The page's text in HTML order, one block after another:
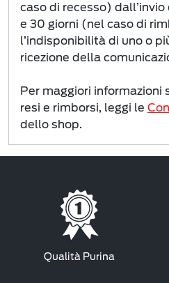
caso di recesso)
e 30 giorni (nel caso di
l’indisponibilità di uno o
ricezione della
Per maggiori informazioni
resi e rimborsi, leggi le
dello shop.
Qualità Purina